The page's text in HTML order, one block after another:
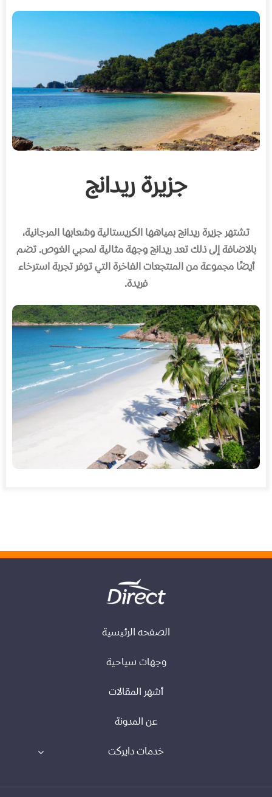
جزيرة ريدانج
تشتهر جزيرة ريدانج بمياهها الكريستالية وشعابها المرجانية،
بالاضافة إلى ذلك تعد ريدانج وجهة مثالية لمحبي الغوص. تضم
أيضًا مجموعة من المنتجعات الفاخرة التي توفر تجربة استرخاء
فريدة.
الصفحه الرئيسية
وجهات سياحية
أشهر المقالات
عن المدونة
خدمات دايركت